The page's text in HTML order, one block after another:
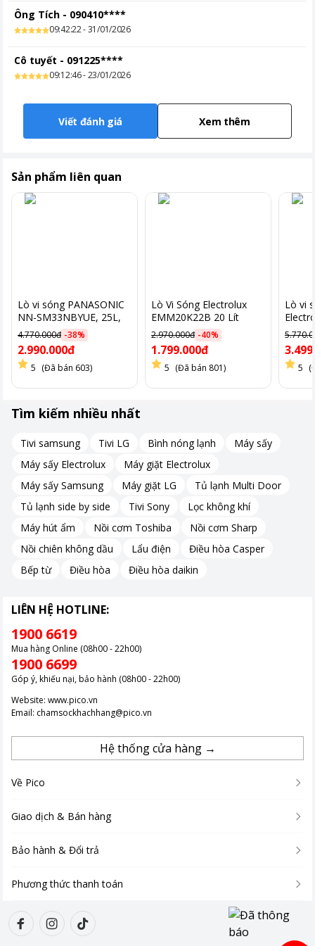
Công suất mạnh mẽ
Lò vi sóng Panasonic NNGM34NBYUE có 5 mức công suất
chỉnh nhiệt độ phù hợp cho từng món ăn.
Sản phẩm có dung tích 24 lít, thích hợp sử dụng trong gia đình
có 4-5 thành viên.
Ông Tích - 090410****
09:42:22 - 31/01/2026
Cô tuyết - 091225****
09:12:46 - 23/01/2026
Viết đánh giá Xem thêm
Sản phẩm liên quan
Lò vi sóng PANASONIC
NN-SM33NBYUE, 25L,
cơ
4.770.000đ -38%
2.990.000đ
5 (Đã bán 603)
Lò Vi Sóng Electrolux
EMM20K22B 20 Lít
2.970.000đ -40%
1.799.000đ
5 (Đã bán 801)
Lò vi
5
Tìm kiếm nhiều nhất
Tivi samsung Tivi LG Bình nóng lạnh
Máy sấy
Máy sấy Electrolux
Máy giặt Electrolux
Máy sấy Samsung
Máy giặt LG
Tủ lạnh Multi Door
Tủ lạnh side by side
Tivi Sony
Lọc không khí
Máy hút ẩm
Nồi cơm Toshiba
Nồi cơm Sharp
Nồi chiên không dầu
Lẩu điện
Điều hòa Casper
Bếp từ
Điều hòa Điều hòa daikin
LIÊN HỆ HOTLINE:
1900 6619
Mua hàng Online (08h00 - 22h00)
1900 6699
Góp ý, khiếu nại, bảo hành (08h00 - 22h00)
Website: www.pico.vn
Email: chamsockhachhang@pico.vn
Hệ thống cửa hàng →
Về Pico
Giao dịch & Bán hàng
Bảo hành & Đổi trả
Phương thức thanh toán